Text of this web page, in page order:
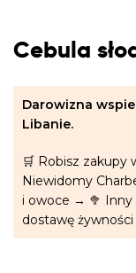
Cebula
Darowizna
Libanie.
🛒 Robisz zakupy
Niewidomy
i owoce → 🥦 Inny
dostawę